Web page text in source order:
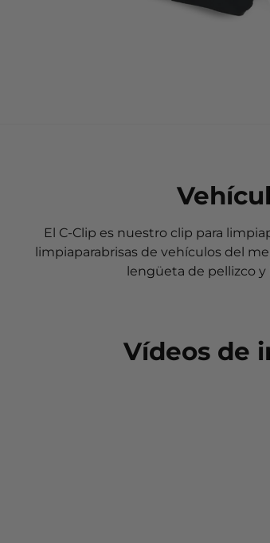
El C-Clip es nuestro clip para
limpiaparabrisas de vehículos del
lengüeta de pellizco y
Vídeos de